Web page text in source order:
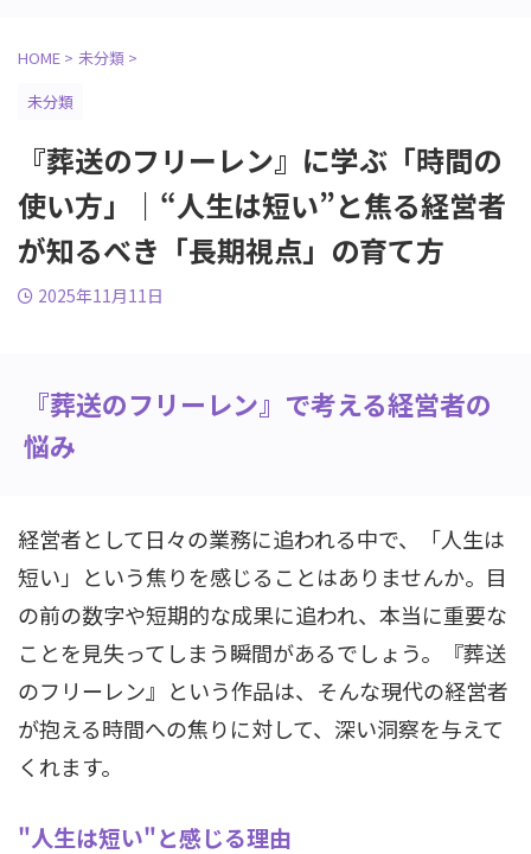
HOME > 未分類 >
未分類
『葬送のフリーレン』に学ぶ「時間の
使い方」｜“人生は短い”と焦る経営者
が知るべき「長期視点」の育て方
2025年11月11日
『葬送のフリーレン』で考える経営者の
悩み
経営者として日々の業務に追われる中で、「人生は
短い」という焦りを感じることはありませんか。目
の前の数字や短期的な成果に追われ、本当に重要な
ことを見失ってしまう瞬間があるでしょう。『葬送
のフリーレン』という作品は、そんな現代の経営者
が抱える時間への焦りに対して、深い洞察を与えて
くれます。
"人生は短い"と感じる理由